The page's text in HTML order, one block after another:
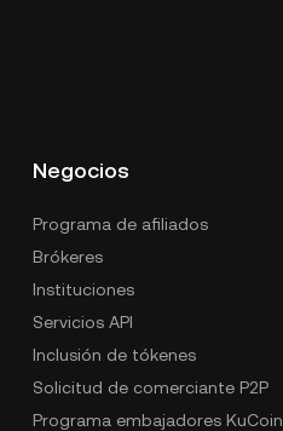
Negocios
Programa de afiliados
Brókeres
Instituciones
Servicios API
Inclusión de tókenes
Solicitud de comerciante P2P
Programa embajadores KuCoin